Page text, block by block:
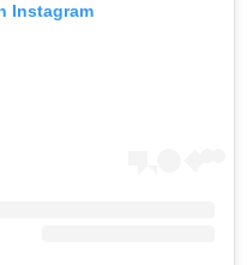
Instagram